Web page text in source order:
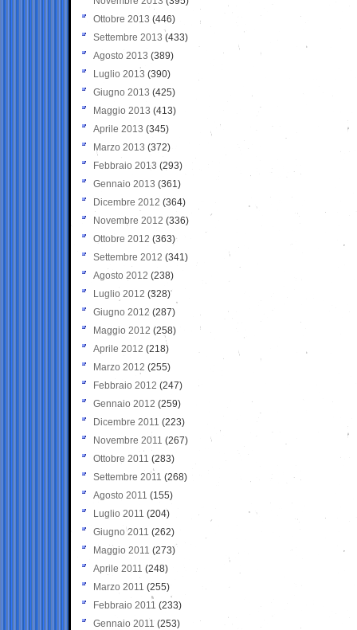
Ottobre 2013 (446)
Settembre 2013 (433)
Agosto 2013 (389)
Luglio 2013 (390)
Giugno 2013 (425)
Maggio 2013 (413)
Aprile 2013 (345)
Marzo 2013 (372)
Febbraio 2013 (293)
Gennaio 2013 (361)
Dicembre 2012 (364)
Novembre 2012 (336)
Ottobre 2012 (363)
Settembre 2012 (341)
Agosto 2012 (238)
Luglio 2012 (328)
Giugno 2012 (287)
Maggio 2012 (258)
Aprile 2012 (218)
Marzo 2012 (255)
Febbraio 2012 (247)
Gennaio 2012 (259)
Dicembre 2011 (223)
Novembre 2011 (267)
Ottobre 2011 (283)
Settembre 2011 (268)
Agosto 2011 (155)
Luglio 2011 (204)
Giugno 2011 (262)
Maggio 2011 (273)
Aprile 2011 (248)
Marzo 2011 (255)
Febbraio 2011 (233)
Gennaio 2011 (253)